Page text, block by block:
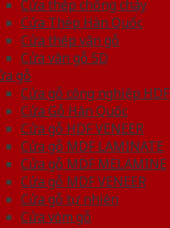
Cửa thép chống cháy
Cửa Thép Hàn Quốc
Cửa thép vân gỗ
Cửa vân gỗ 5D
gỗ
Cửa gỗ công nghiệp HDF
Cửa Gỗ Hàn Quốc
Cửa gỗ HDF VENEER
Cửa gỗ MDF LAMINATE
Cửa gỗ MDF MELAMINE
Cửa gỗ MDF VENEER
Cửa gỗ tự nhiên
Cửa vòm gỗ